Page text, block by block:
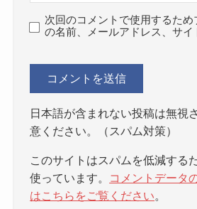
次回のコメントで使用するため
の名前、メールアドレス、サイ
日本語が含まれない投稿は無視
意ください。（スパム対策）
このサイトはスパムを低減する
使っています。
コメントデータ
はこちらをご覧ください。